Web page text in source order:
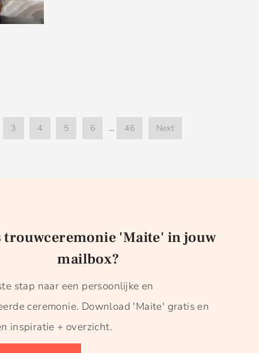
3 4 5 6 … 46 Next
trouwceremonie 'Maite' in jouw
mailbox?
stap naar een persoonlijke en
ceremonie. Download 'Maite' gratis en
inspiratie + overzicht.